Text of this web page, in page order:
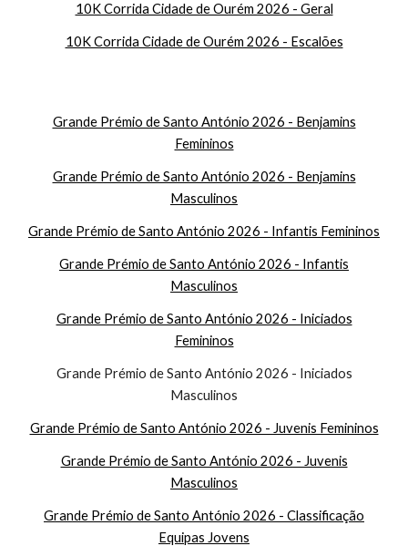
10K Corrida Cidade de Ourém 2026 - Geral
10K Corrida Cidade de Ourém 2026 - Escalões
Grande Prémio de Santo António 2026 - Benjamins
Femininos
Grande Prémio de Santo António 2026 - Benjamins
Masculinos
Grande Prémio de Santo António 2026 - Infantis Femininos
Grande Prémio de Santo António 2026 - Infantis
Masculinos
Grande Prémio de Santo António 2026 - Iniciados
Femininos
Grande Prémio de Santo António 2026 - Iniciados
Masculinos
Grande Prémio de Santo António 2026 - Juvenis Femininos
Grande Prémio de Santo António 2026 - Juvenis
Masculinos
Grande Prémio de Santo António 2026 - Classificação
Equipas Jovens